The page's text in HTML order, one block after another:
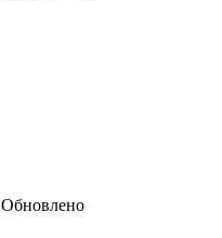
Обновлено